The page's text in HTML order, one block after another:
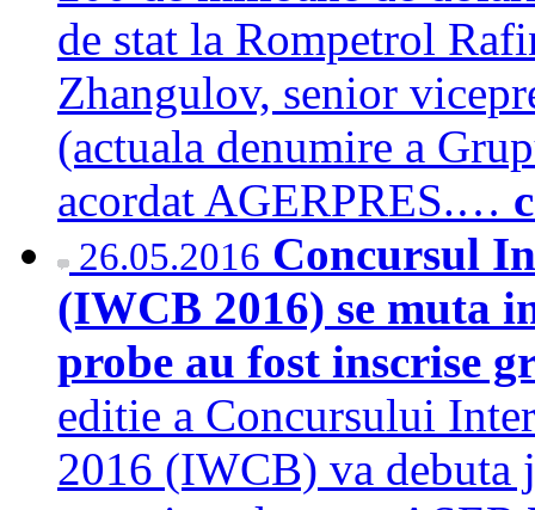
de stat la Rompetrol
Zhangulov, senior
(actuala denumire a
acordat AGERPRES.…
26.05.2016 Concursul
(IWCB 2016) se muta
probe au fost inscrise
editie a Concursului
2016 (IWCB) va